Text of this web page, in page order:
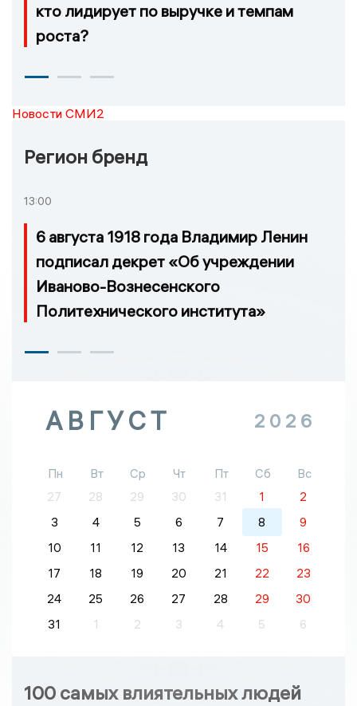
кто лидирует по выручке и темпам
роста?
Новости СМИ2
Регион бренд
13:00
6 августа 1918 года Владимир Ленин
подписал декрет «Об учреждении
Иваново-Вознесенского
Политехнического института»
АВГУСТ 2026
Пн Вт Ср Чт Пт Сб
Вс
27
28 29 30 31 1
2
3
4 5 6 7 8
9
10
11 12 13 14 15
16
17
18 19 20 21 22
23
24
25 26 27 28 29
30
31
1 2 3 4 5 6
100 самых влиятельных людей